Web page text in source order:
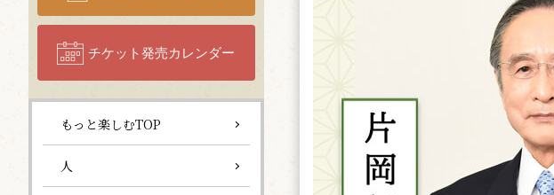
チケット発売カレンダー
もっと楽しむTOP
人